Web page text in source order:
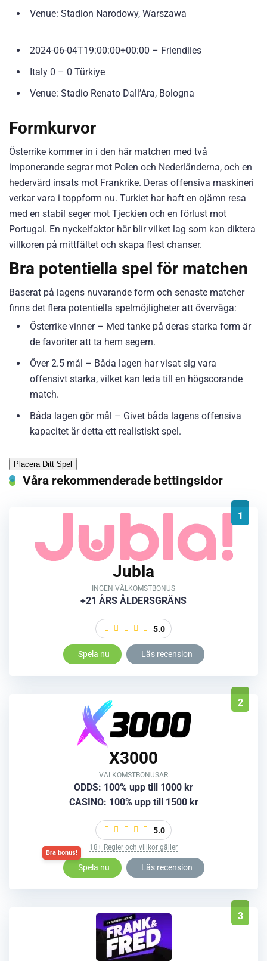
Venue: Stadion Narodowy, Warszawa
2024-06-04T19:00:00+00:00 – Friendlies
Italy 0 – 0 Türkiye
Venue: Stadio Renato Dall’Ara, Bologna
Formkurvor
Österrike kommer in i den här matchen med två
imponerande segrar mot Polen och Nederländerna, och en
hedervärd insats mot Frankrike. Deras offensiva maskineri
verkar vara i toppform nu. Turkiet har haft en ojämn resa
med en stabil seger mot Tjeckien och en förlust mot
Portugal. En nyckelfaktor här blir vilket lag som kan diktera
villkoren på mittfältet och skapa flest chanser.
Bra potentiella spel för matchen
Baserat på lagens nuvarande form och senaste matcher
finns det flera potentiella spelmöjligheter att överväga:
Österrike vinner – Med tanke på deras starka form är
de favoriter att ta hem segern.
Över 2.5 mål – Båda lagen har visat sig vara
offensivt starka, vilket kan leda till en högscorande
match.
Båda lagen gör mål – Givet båda lagens offensiva
kapacitet är detta ett realistiskt spel.
Placera Ditt Spel
Våra rekommenderade bettingsidor
1
Jubla
INGEN VÄLKOMSTBONUS
+21 ÅRS ÅLDERSGRÄNS
5.0
Spela nu Läs recension
2
X3000
VÄLKOMSTBONUSAR
ODDS: 100% upp till 1000 kr
CASINO: 100% upp till 1500 kr
5.0
18+ Regler och villkor gäller
Spela nu Läs recension
3